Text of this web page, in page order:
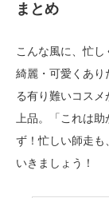
まとめ
こんな風に、忙
綺麗・可愛くあり
る有り難いコス
上品。「これは
ず！忙しい師走も
いきましょう！